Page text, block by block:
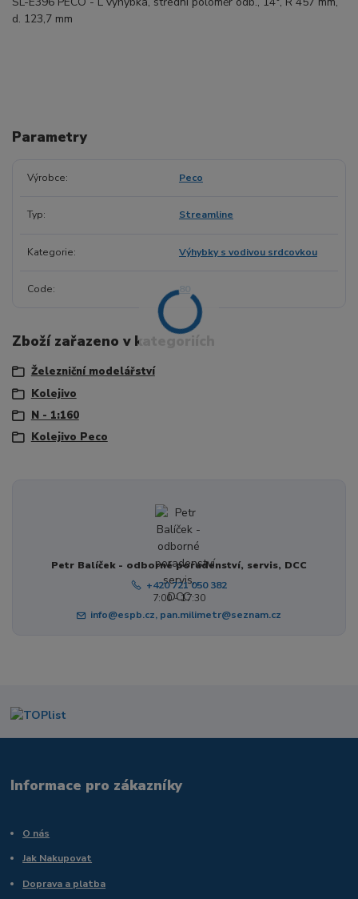
d. 123,7 mm
Parametry
Výrobce Peco
Typ Streamline
Kategorie Výhybky s vodivou srdcovkou
Code 80
Zboží zařazeno v kategoriích
Železniční modelářství
Kolejivo
N - 1:160
Kolejivo Peco
Petr Balíček - odborné poradenství, servis, DCC
+420 721 050 382
7:00 - 17:30
info@espb.cz, pan.milimetr@seznam.cz
Informace pro zákazníky
O nás
Jak Nakupovat
Doprava a platba